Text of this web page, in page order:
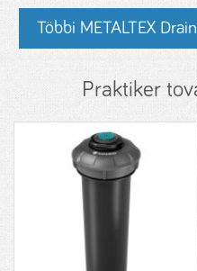
Többi METALTEX
Praktiker